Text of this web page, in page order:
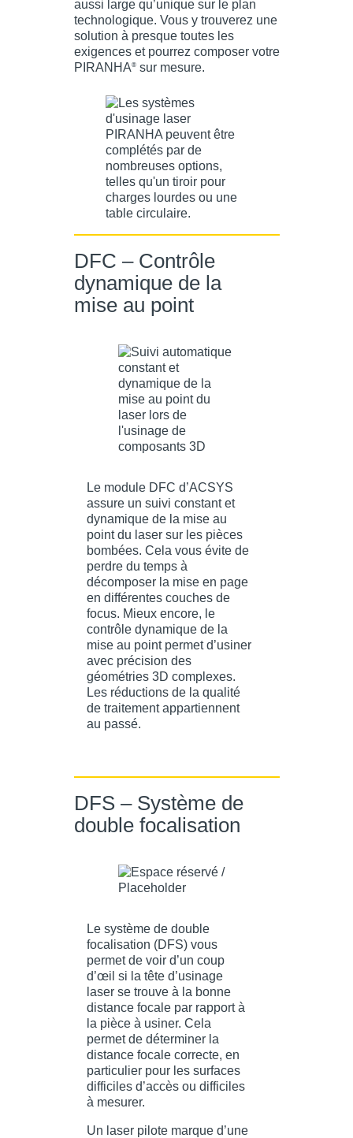
aussi large qu’unique sur le plan
technologique. Vous y trouverez une
solution à presque toutes les
exigences et pourrez composer votre
PIRANHA®sur mesure.
DFC – Contrôle
dynamique de la
mise au point
Le module DFC d’ACSYS
assure un suivi constant et
dynamique de la mise au
point du laser sur les pièces
bombées. Cela vous évite de
perdre du temps à
décomposer la mise en page
en différentes couches de
focus. Mieux encore, le
contrôle dynamique de la
mise au point permet d’usiner
avec précision des
géométries 3D complexes.
Les réductions de la qualité
de traitement appartiennent
au passé.
DFS – Système de
double focalisation
Le système de double
focalisation (DFS) vous
permet de voir d’un coup
d’œil si la tête d’usinage
laser se trouve à la bonne
distance focale par rapport à
la pièce à usiner. Cela
permet de déterminer la
distance focale correcte, en
particulier pour les surfaces
difficiles d’accès ou difficiles
à mesurer.
Un laser pilote marque d’une